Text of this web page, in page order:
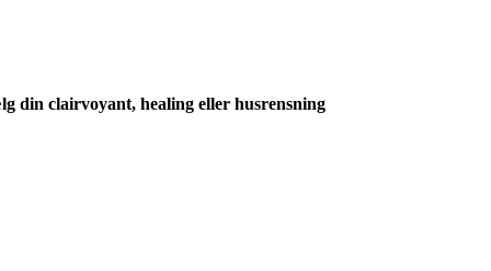
din clairvoyant, healing eller husrensning